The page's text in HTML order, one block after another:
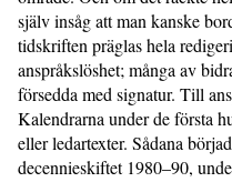
själv insåg att man kanske
tidskriften präglas hela
anspråkslöshet; många av
försedda med signatur. Till
Kalendrarna under de första
eller ledartexter. Sådana
decennieskiftet 1980–90,